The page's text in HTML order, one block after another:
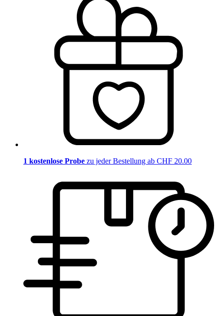
1 kostenlose Probe zu jeder Bestellung ab CHF 20.00